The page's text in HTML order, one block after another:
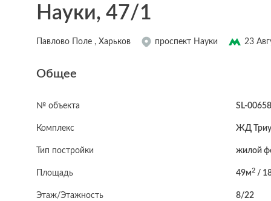
Науки, 47/1
Павлово Поле , Харьков проспект Науки 23
Общее
№ объекта SL-
Комплекс ЖД
Тип постройки жилой
Площадь 49м2/
Этаж/Этажность 8/22